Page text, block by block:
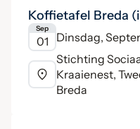
Koffietafel Breda
Sep
01
Dinsdag,
Stichting
Kraaienest,
Breda